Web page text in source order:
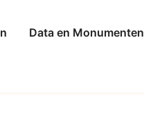
Data en Monumenten